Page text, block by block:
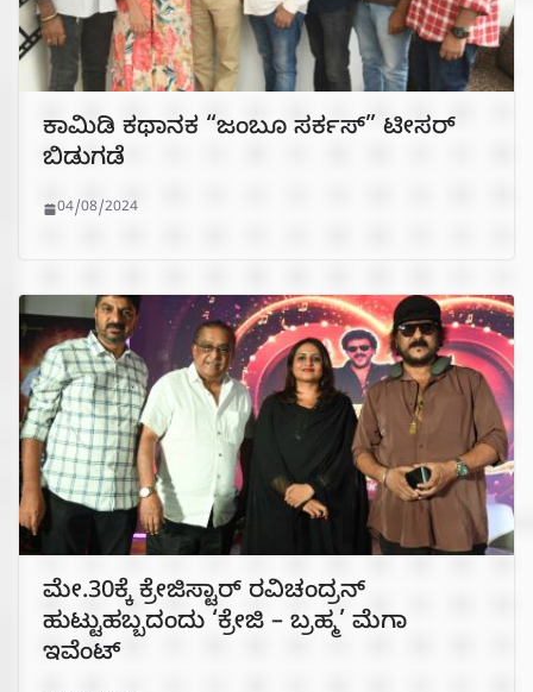
ಕಾಮಿಡಿ ಕಥಾನಕ “ಜಂಬೂ ಸರ್ಕಸ್” ಟೀಸರ್
ಬಿಡುಗಡೆ
04/08/2024
ಮೇ.30ಕ್ಕೆ ಕ್ರೇಜಿಸ್ಟಾರ್ ರವಿಚಂದ್ರನ್
ಹುಟ್ಟುಹಬ್ಬದಂದು ‘ಕ್ರೇಜಿ – ಬ್ರಹ್ಮ’ ಮೆಗಾ
ಇವೆಂಟ್